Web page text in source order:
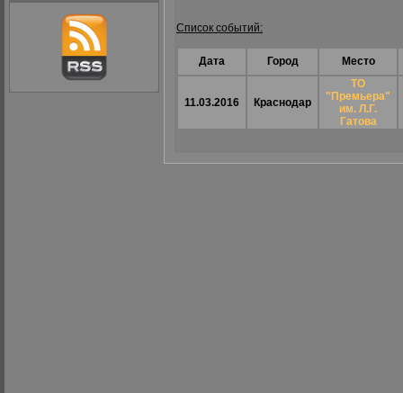
Список событий:
Дата Город Место
11.03.2016 Краснодар
ТО
"Премьера"
им. Л.Г.
Гатова